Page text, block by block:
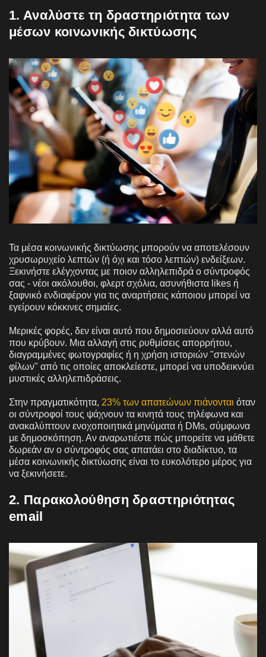
1. Αναλύστε τη δραστηριότητα των
μέσων κοινωνικής δικτύωσης
Τα μέσα κοινωνικής δικτύωσης μπορούν να αποτελέσουν
χρυσωρυχείο λεπτών (ή όχι και τόσο λεπτών) ενδείξεων.
Ξεκινήστε ελέγχοντας με ποιον αλληλεπιδρά ο σύντροφός
σας - νέοι ακόλουθοι, φλερτ σχόλια, ασυνήθιστα likes ή
ξαφνικό ενδιαφέρον για τις αναρτήσεις κάποιου μπορεί να
εγείρουν κόκκινες σημαίες.
Μερικές φορές, δεν είναι αυτό που δημοσιεύουν αλλά αυτό
που κρύβουν. Μια αλλαγή στις ρυθμίσεις απορρήτου,
διαγραμμένες φωτογραφίες ή η χρήση ιστοριών "στενών
φίλων" από τις οποίες αποκλείεστε, μπορεί να υποδεικνύει
μυστικές αλληλεπιδράσεις.
Στην πραγματικότητα, 23% των απατεώνων πιάνονται όταν
οι σύντροφοί τους ψάχνουν τα κινητά τους τηλέφωνα και
ανακαλύπτουν ενοχοποιητικά μηνύματα ή DMs, σύμφωνα
με δημοσκόπηση. Αν αναρωτιέστε πώς μπορείτε να μάθετε
δωρεάν αν ο σύντροφός σας απατάει στο διαδίκτυο, τα
μέσα κοινωνικής δικτύωσης είναι το ευκολότερο μέρος για
να ξεκινήσετε.
2. Παρακολούθηση δραστηριότητας
email